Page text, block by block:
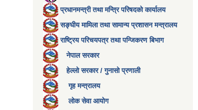
प्रधानमन्त्री तथा मन्त्रि परिषदको कार्यालय
सङ्घीय मामिला तथा सामान्य प्रशासन मन्त्रालय
राष्ट्रिय परिचयपत्र तथा पन्जिकरण बिभाग
नेपाल सरकार
हेल्लो सरकार / गुनासो प्रणाली
गृह मन्त्रालय
लोक सेवा आयोग